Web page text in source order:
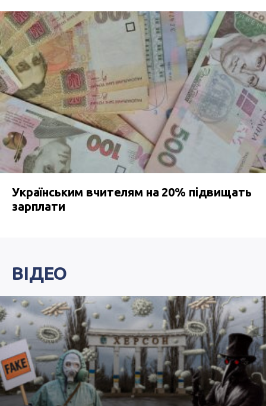
Українським вчителям на 20% підвищать
зарплати
ВІДЕО